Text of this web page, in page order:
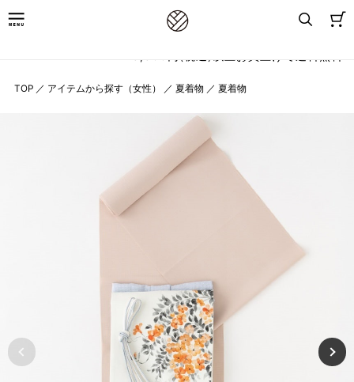
TOP ／ アイテムから探す（女性） ／ 夏着物 ／ 夏着物